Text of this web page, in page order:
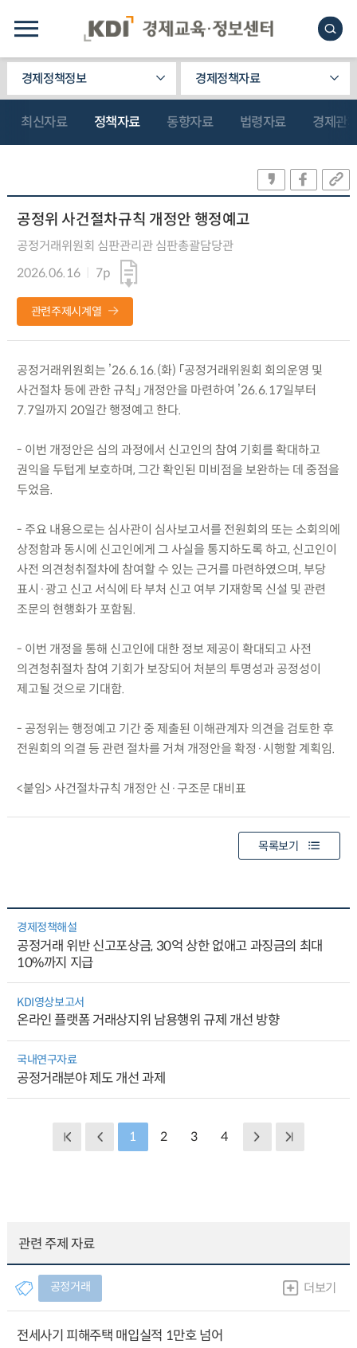
경제정책정보 경제정책자료
최신자료 정책자료 동향자료 법령자료 경제관
공정위 사건절차규칙 개정안 행정예고
공정거래위원회 심판관리관 심판총괄담당관
2026.06.16
7p
관련주제시계열
공정거래위원회는 ’26.6.16.(화) 「공정거래위원회 회의운영 및
사건절차 등에 관한 규칙」 개정안을 마련하여 ’26.6.17일부터
7.7일까지 20일간 행정예고 한다.
- 이번 개정안은 심의 과정에서 신고인의 참여 기회를 확대하고
권익을 두텁게 보호하며, 그간 확인된 미비점을 보완하는 데 중점을
두었음.
- 주요 내용으로는 심사관이 심사보고서를 전원회의 또는 소회의에
상정함과 동시에 신고인에게 그 사실을 통지하도록 하고, 신고인이
사전 의견청취절차에 참여할 수 있는 근거를 마련하였으며, 부당
표시·광고 신고 서식에 타 부처 신고 여부 기재항목 신설 및 관련
조문의 현행화가 포함됨.
- 이번 개정을 통해 신고인에 대한 정보 제공이 확대되고 사전
의견청취절차 참여 기회가 보장되어 처분의 투명성과 공정성이
제고될 것으로 기대함.
- 공정위는 행정예고 기간 중 제출된 이해관계자 의견을 검토한 후
전원회의 의결 등 관련 절차를 거쳐 개정안을 확정·시행할 계획임.
<붙임> 사건절차규칙 개정안 신·구조문 대비표
목록보기
경제정책해설
공정거래 위반 신고포상금, 30억 상한 없애고 과징금의 최대
10%까지 지급
KDI영상보고서
온라인 플랫폼 거래상지위 남용행위 규제 개선 방향
국내연구자료
공정거래분야 제도 개선 과제
1 2 3 4
관련 주제 자료
공정거래 더보기
전세사기 피해주택 매입실적 1만호 넘어